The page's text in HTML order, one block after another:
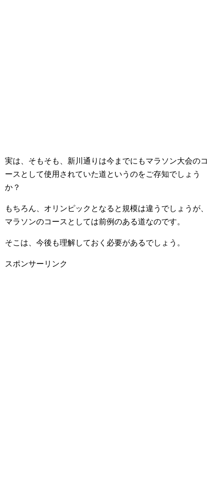
実は、そもそも、新川通りは今までにもマラソン大会のコ
ースとして使用されていた道というのをご存知でしょう
か？
もちろん、オリンピックとなると規模は違うでしょうが、
マラソンのコースとしては前例のある道なのです。
そこは、今後も理解しておく必要があるでしょう。
スポンサーリンク